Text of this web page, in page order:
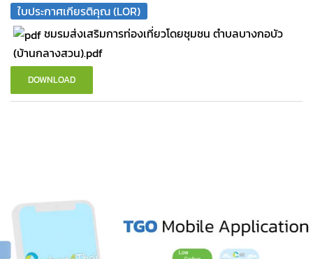
ใบประกาศเกียรติคุณ (LOR)
ชมรมส่งเสริมการท่องเที่ยวโดยชุมชน ตำบลบางกอบัว
(บ้านกลางสวน).pdf
DOWNLOAD